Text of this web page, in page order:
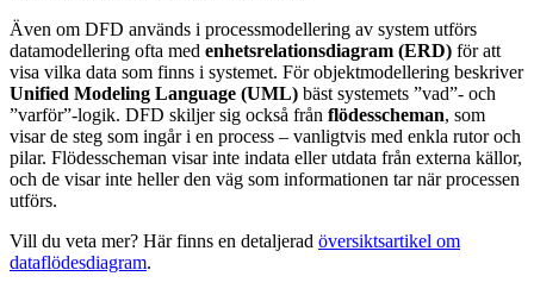
Även om DFD används i processmodellering av system utförs
datamodellering ofta med enhetsrelationsdiagram (ERD) för att
visa vilka data som finns i systemet. För objektmodellering beskriver
Unified Modeling Language (UML) bäst systemets ”vad”- och
”varför”-logik. DFD skiljer sig också från flödesscheman, som
visar de steg som ingår i en process – vanligtvis med enkla rutor och
pilar. Flödesscheman visar inte indata eller utdata från externa källor,
och de visar inte heller den väg som informationen tar när processen
utförs.
Vill du veta mer? Här finns en detaljerad översiktsartikel om
dataflödesdiagram.